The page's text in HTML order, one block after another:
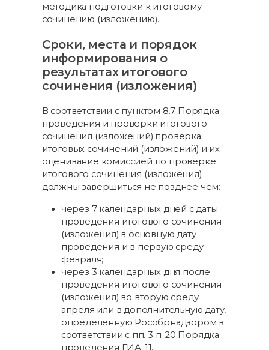
методика подготовки к итоговому
сочинению (изложению).
Сроки, места и порядок
информирования о
результатах итогового
сочинения (изложения)
В соответствии с пунктом 8.7 Порядка
проведения и проверки итогового
сочинения (изложений) проверка
итоговых сочинений (изложений) и их
оценивание комиссией по проверке
итогового сочинения (изложения)
должны завершиться не позднее чем:
через 7 календарных дней с даты
проведения итогового сочинения
(изложения) в основную дату
проведения и в первую среду
февраля;
через 3 календарных дня после
проведения итогового сочинения
(изложения) во вторую среду
апреля или в дополнительную дату,
определенную Рособрнадзором в
соответствии с пп. 3 п. 20 Порядка
проведения ГИА-11.